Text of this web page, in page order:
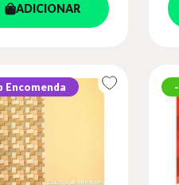
ADICIONAR
Encomenda